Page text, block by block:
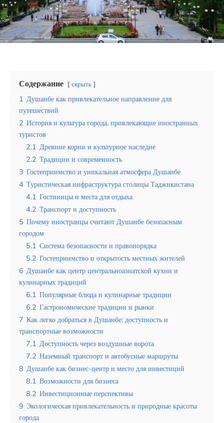
Эквадор
Топ мест отдыха
Кавказские Минеральные Воды
Калининград
Крым
Сочи
Египет
ОАЭ
Таиланд
Турция
Шри-Ланка
Вид отдыха
Горы
Море
Как не попасть в туристические
ловушки в Калининграде и
максимально эффективно
спланировать своё путешествие
Содержание скрыть
1 Душанбе как привлекательное направление для
путешествий
2 История и культура города, привлекающие иностранных
туристов
2.1 Древние корни и культурное наследие
2.2 Традиции и современность
3 Гостеприимство и уникальная атмосфера Душанбе
4 Туристическая инфраструктура столицы Таджикистана
4.1 Гостиницы и места для отдыха
4.2 Транспорт и доступность
5 Почему иностранцы считают Душанбе безопасным
городом
5.1 Система безопасности и правопорядка
5.2 Гостеприимство и открытость местных жителей
6 Душанбе как центр центральноазиатской кухни и
кулинарных традиций
6.1 Популярные блюда и кулинарные традиции
6.2 Гастрономические традиции и рынки
7 Как легко добраться в Душанбе: доступность и
транспортные возможности
7.1 Доступность через воздушные ворота
7.2 Наземный транспорт и автобусные маршруты
8 Душанбе как бизнес-центр и место для инвестиций
8.1 Возможности для бизнеса
8.2 Инвестиционные перспективы
9 Экологическая привлекательность и природные красоты
города